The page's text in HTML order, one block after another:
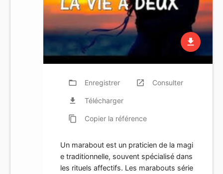
file_download
folder_open Enregistrer launch Consulter
file_download Télécharger
content_copy Copier la référence
Un marabout est un praticien de la magi
e traditionnelle, souvent spécialisé dans
les rituels affectifs. Les marabouts série